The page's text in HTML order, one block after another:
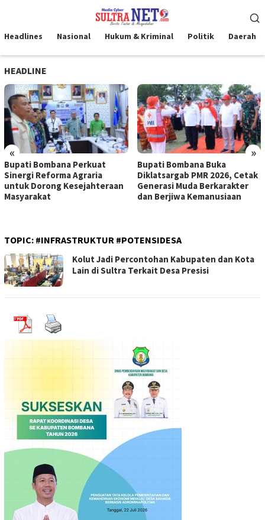
kontenMobile
Headlines Nasional Hukum & Kriminal Politik Daerah
HEADLINE
« »
Bupati Bombana Buka
Diklatsargab PMR 2026, Cetak
Generasi Muda Berkarakter
dan Berjiwa Kemanusiaan
Bupati Bombana Serahkan
Bantuan BAZNAS untuk 55
Mustahik
TOPIC: #INFRASTRUKTUR #POTENSIDESA
Kolut Jadi Percontohan Kabupaten dan Kota
Lain di Sultra Terkait Desa Presisi